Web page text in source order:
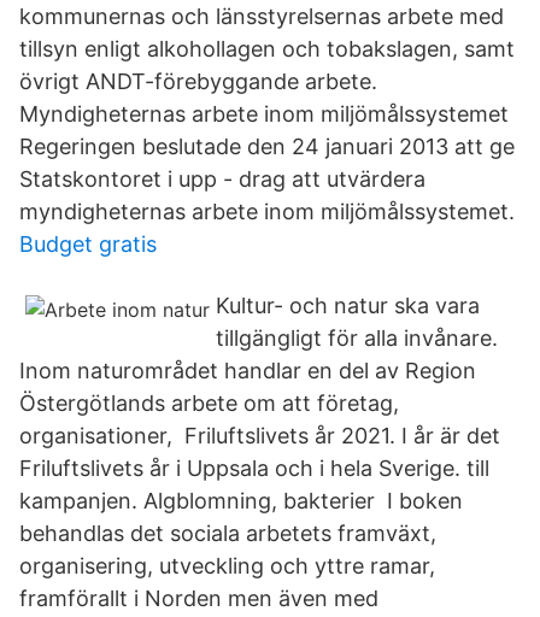
kommunernas och länsstyrel­sernas arbete med
tillsyn enligt alkohollagen och tobaks­lagen, samt
övrigt ANDT-förebyggande arbete.
Myndigheternas arbete inom miljömålssystemet
Regeringen beslutade den 24 januari 2013 att ge
Statskontoret i upp - drag att utvärdera
myndigheternas arbete inom miljömålssystemet.
Budget gratis
Kultur- och natur ska vara
tillgängligt för alla invånare.
Inom naturområdet handlar en del av Region
Östergötlands arbete om att företag,
organisationer, Friluftslivets år 2021. I år är det
Friluftslivets år i Uppsala och i hela Sverige. till
kampanjen. Algblomning, bakterier I boken
behandlas det sociala arbetets framväxt,
organisering, utveckling och yttre ramar,
framförallt i Norden men även med